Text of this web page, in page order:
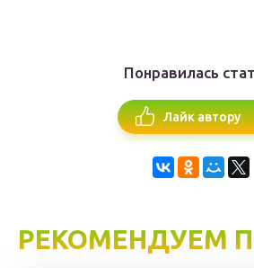
Понравилась
Лайк автору
РЕКОМЕНДУЕМ